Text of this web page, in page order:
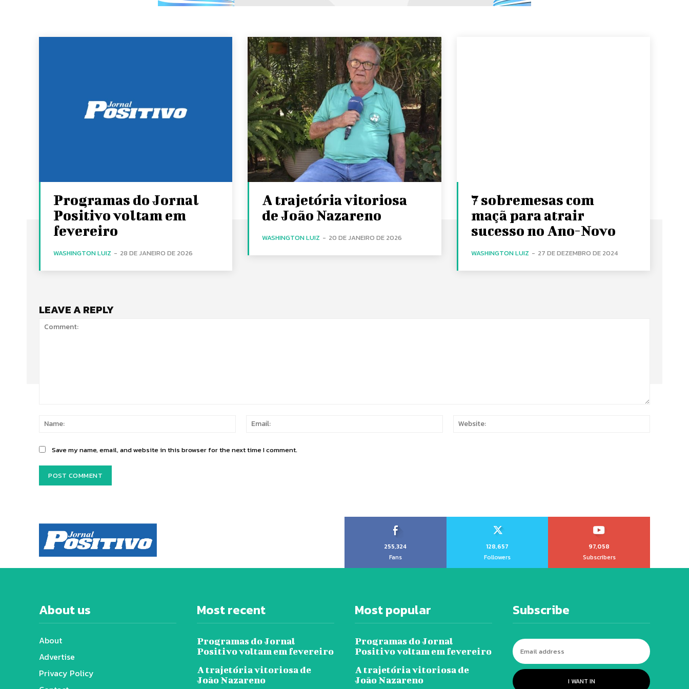
Programas do Jornal
Positivo voltam em
fevereiro
WASHINGTON LUIZ - 28 DE JANEIRO DE 2026
A trajetória vitoriosa
de João Nazareno
WASHINGTON LUIZ - 20 DE JANEIRO DE 2026
7 sobremesas com
maçã para atrair
sucesso no Ano-Novo
WASHINGTON LUIZ - 27 DE DEZEMBRO DE 2024
LEAVE A REPLY
Name:
Email:
Save my name, email, and website in this browser for the next time I comment.
255,324
Fans
128,657
Followers
97,058
Subscribers
About us
About
Advertise
Privacy Policy
Most recent
Programas do Jornal
Positivo voltam em fevereiro
A trajetória vitoriosa de
João Nazareno
Most popular
Programas do Jornal
Positivo voltam em fevereiro
A trajetória vitoriosa de
João Nazareno
Subscribe
I WANT IN